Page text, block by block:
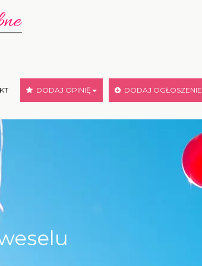
DODAJ OPINIĘ DODAJ OGŁOSZENIE